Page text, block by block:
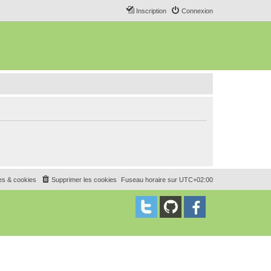
Connexion
Inscription
Fuseau horaire sur UTC+02:00
Supprimer les cookies
& cookies